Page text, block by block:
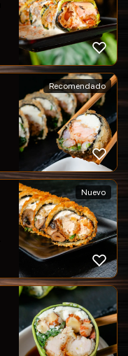
Recomendado
Nuevo